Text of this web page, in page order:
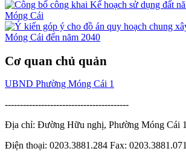
Cơ quan chủ quản
UBND Phường Móng Cái 1
-----------------------------------------
Địa chỉ: Đường Hữu nghị, Phường Móng Cái 1
Điện thoại: 0203.3881.284 Fax: 0203.3881.071